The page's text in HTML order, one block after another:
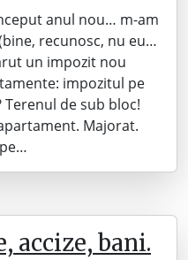
anul nou… m-am
recunosc, nu eu…
un impozit nou
impozitul pe
de sub bloc!
Majorat.
accize, bani.